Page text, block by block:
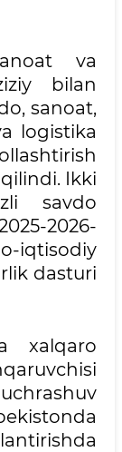
va
bilan
sanoat,
logistika
Ikki
savdo
2026-
iqtisodiy
dasturi
xalqaro